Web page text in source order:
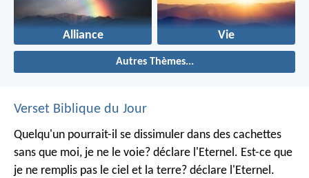
Alliance Vie
Autres Thèmes...
Verset Biblique du Jour
Quelqu'un pourrait-il se dissimuler dans des cachettes
sans que moi, je ne le voie? déclare l'Eternel. Est-ce que
je ne remplis pas le ciel et la terre? déclare l'Eternel.